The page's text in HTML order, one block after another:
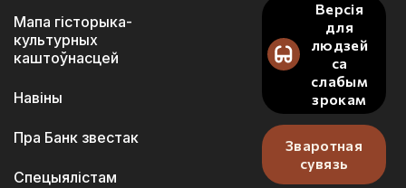
Мапа гісторыка-
культурных
каштоўнасцей
Навіны
Пра Банк звестак
Спецыялістам
Версія
для
людзей
са
слабым
зрокам
Зваротная
сувязь